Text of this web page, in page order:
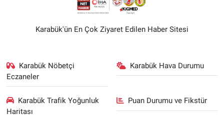
Karabük'ün En Çok Ziyaret Edilen Haber Sitesi
Karabük Nöbetçi
Eczaneler
Karabük Hava Durumu
Karabük Trafik Yoğunluk
Haritası
Puan Durumu ve Fikstür